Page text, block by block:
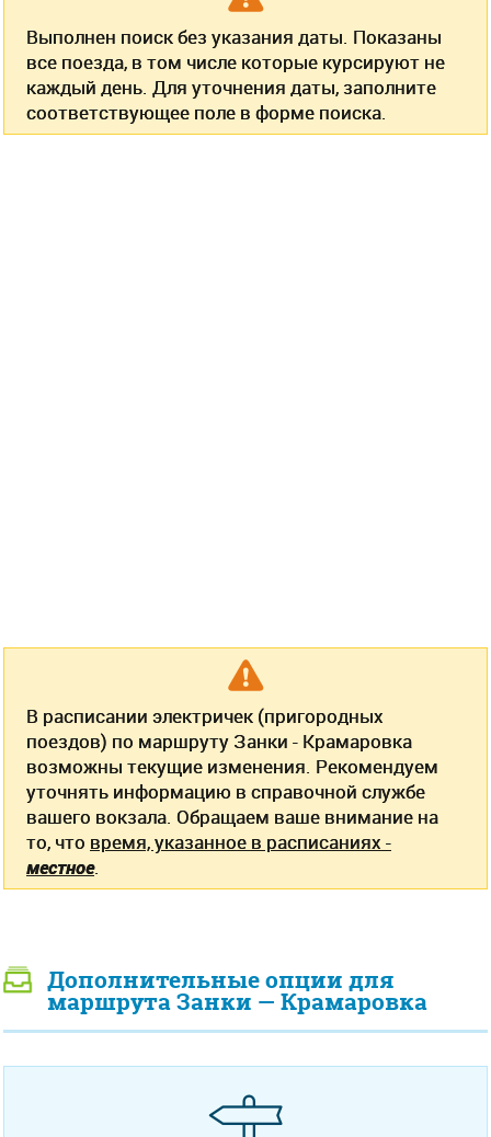
Выполнен поиск без указания даты. Показаны
все поезда, в том числе которые курсируют не
каждый день. Для уточнения даты, заполните
соответствующее поле в форме поиска.
В расписании электричек (пригородных
поездов) по маршруту Занки - Крамаровка
возможны текущие изменения. Рекомендуем
уточнять информацию в справочной службе
вашего вокзала. Обращаем ваше внимание на
то, что время, указанное в расписаниях -
местное.
Дополнительные опции для
маршрута Занки — Крамаровка